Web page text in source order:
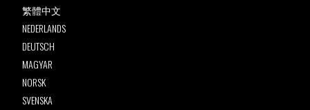
繁體中文
NEDERLANDS
DEUTSCH
MAGYAR
NORSK
SVENSKA